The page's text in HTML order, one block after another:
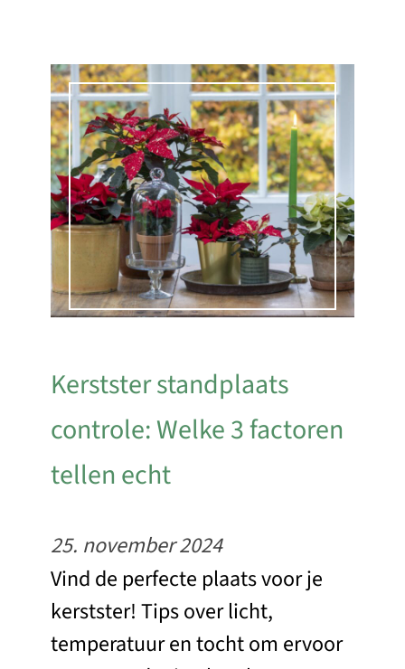
Kerstster standplaats
controle: Welke 3 factoren
tellen echt
25. november 2024
Vind de perfecte plaats voor je
kerstster! Tips over licht,
temperatuur en tocht om ervoor